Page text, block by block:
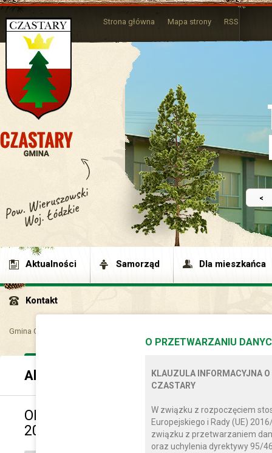
<
Strona główna Mapa strony RSS
Aktualności Samorząd Dla mieszkańca
Kontakt
Gmina Czastary
Aktualności
OBWIESZCZENIE WÓJTA GMINY
2024R.
O PRZETWARZANIU
KLAUZULA INFORMACYJNA
CZASTARY
W związku z rozpoczęciem
Europejskiego i Rady (UE)
związku z przetwarzaniem
oraz uchylenia dyrektywy 95/